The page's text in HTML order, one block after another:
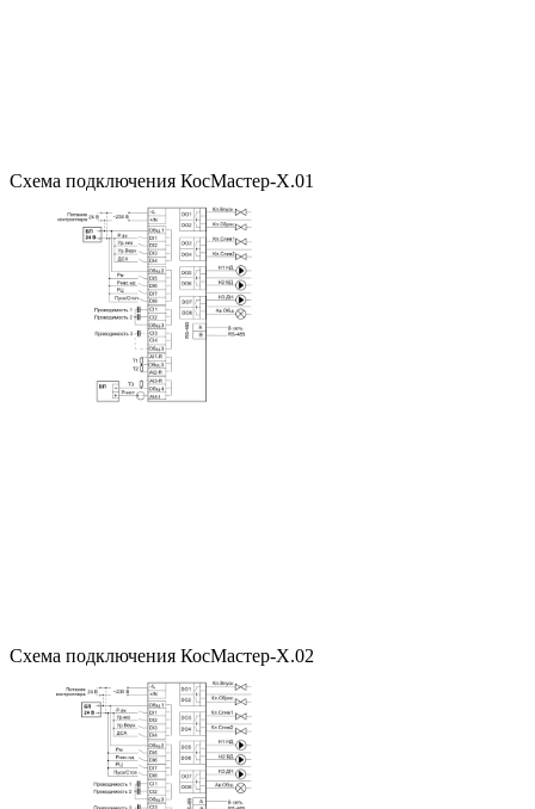
Схема подключения КосМастер-Х.01
Схема подключения КосМастер-Х.02